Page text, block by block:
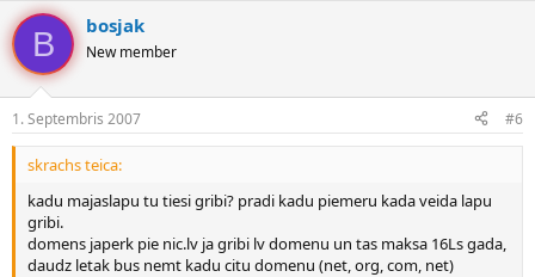
B bosjak
New member
1. Septembris 2007 #6
skrachs teica:
kadu majaslapu tu tiesi gribi? pradi kadu piemeru kada veida lapu
gribi.
domens japerk pie nic.lv ja gribi lv domenu un tas maksa 16Ls gada,
daudz letak bus nemt kadu citu domenu (net, org, com, net)